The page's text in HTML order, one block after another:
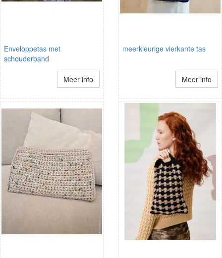
Enveloppetas met
schouderband
Meer info
meerkleurige vierkante tas
Meer info